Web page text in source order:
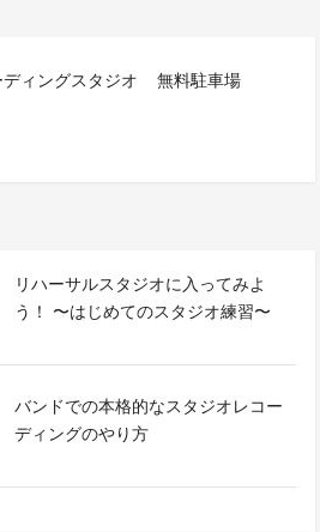
ディングスタジオ
無料駐車場
リハーサルスタジオに入ってみよ
う！ 〜はじめてのスタジオ練習〜
バンドでの本格的なスタジオレコー
ディングのやり方